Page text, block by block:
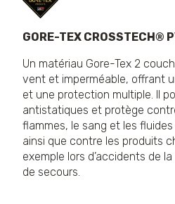
GORE-TEX CROSSTECH®
Un matériau Gore-Tex 2
vent et imperméable, offrant
et une protection multiple. Il
antistatiques et protège
flammes, le sang et les
ainsi que contre les produits
exemple lors d’accidents de
de secours.